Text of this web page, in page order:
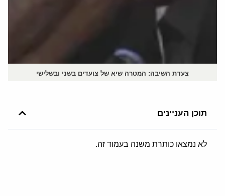
צעדת השיבה: המטרה שיא של צועדים בשני ובשלישי
תוכן העניינים
לא נמצאו כותרת משנה בעמוד זה.